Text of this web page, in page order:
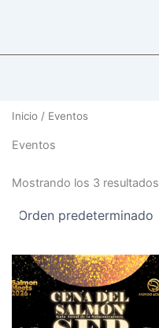
Inicio/ Eventos
Eventos
Mostrando los 3 resultados